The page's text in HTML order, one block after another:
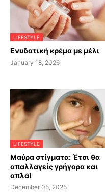
LIFESTYLE
Ενυδατική κρέμα με μέλι
January 18, 2026
LIFESTYLE
Μαύρα στίγματα: Έτσι θα
απαλλαγείς γρήγορα και
απλά!
December 05, 2025